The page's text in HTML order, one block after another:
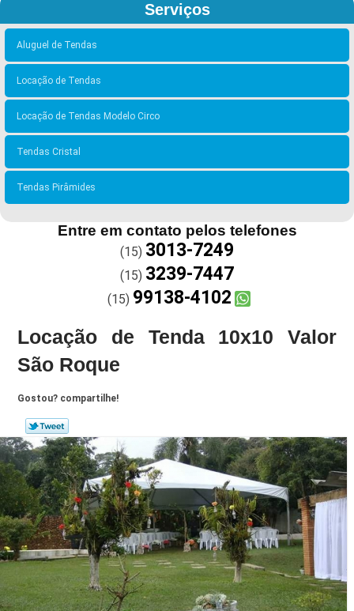
Serviços
Aluguel de Tendas
Locação de Tendas
Locação de Tendas Modelo Circo
Tendas Cristal
Tendas Pirâmides
Entre em contato pelos telefones
(15) 3013-7249
(15) 3239-7447
(15) 99138-4102
Locação de Tenda 10x10 Valor
São Roque
Gostou? compartilhe!